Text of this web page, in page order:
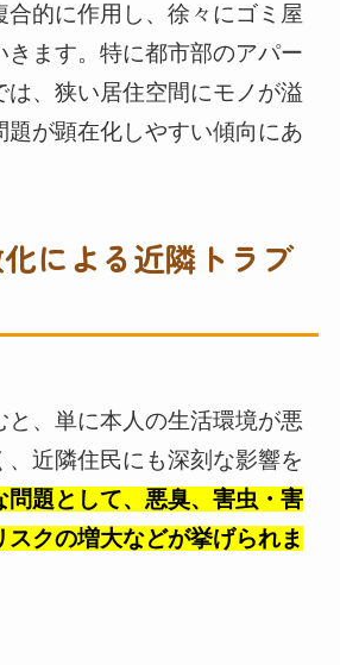
合的に作用し、徐々にゴミ屋
きます。特に都市部のアパー
は、狭い居住空間にモノが溢
題が顕在化しやすい傾向にあ
による近隣トラブ
と、単に本人の生活環境が悪
、近隣住民にも深刻な影響を
問題として、悪臭、害虫・害
クの増大などが挙げられま